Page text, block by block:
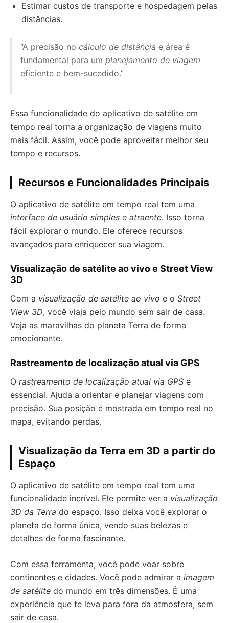
Estimar custos de transporte e hospedagem pelas
distâncias.
“A precisão no cálculo de distância e área é
fundamental para um planejamento de viagem
eficiente e bem-sucedido.”
Essa funcionalidade do aplicativo de satélite em
tempo real torna a organização de viagens muito
mais fácil. Assim, você pode aproveitar melhor seu
tempo e recursos.
Recursos e Funcionalidades Principais
O aplicativo de satélite em tempo real tem uma
interface de usuário simples e atraente. Isso torna
fácil explorar o mundo. Ele oferece recursos
avançados para enriquecer sua viagem.
Visualização de satélite ao vivo e Street View
3D
Com a visualização de satélite ao vivo e o Street
View 3D, você viaja pelo mundo sem sair de casa.
Veja as maravilhas do planeta Terra de forma
emocionante.
Rastreamento de localização atual via GPS
O rastreamento de localização atual via GPS é
essencial. Ajuda a orientar e planejar viagens com
precisão. Sua posição é mostrada em tempo real no
mapa, evitando perdas.
Visualização da Terra em 3D a partir do
Espaço
O aplicativo de satélite em tempo real tem uma
funcionalidade incrível. Ele permite ver a visualização
3D da Terra do espaço. Isso deixa você explorar o
planeta de forma única, vendo suas belezas e
detalhes de forma fascinante.
Com essa ferramenta, você pode voar sobre
continentes e cidades. Você pode admirar a imagem
de satélite do mundo em três dimensões. É uma
experiência que te leva para fora da atmosfera, sem
sair de casa.